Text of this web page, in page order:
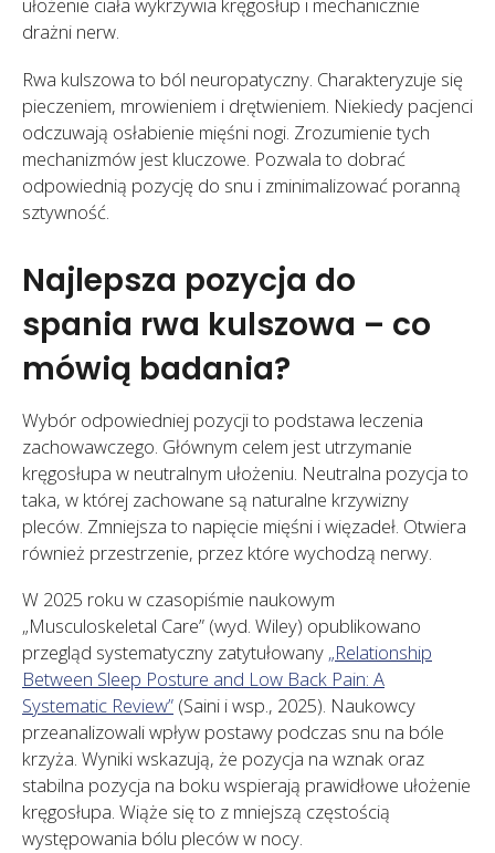
ułożenie ciała wykrzywia kręgosłup i mechanicznie
drażni nerw.
Rwa kulszowa to ból neuropatyczny. Charakteryzuje się
pieczeniem, mrowieniem i drętwieniem. Niekiedy pacjenci
odczuwają osłabienie mięśni nogi. Zrozumienie tych
mechanizmów jest kluczowe. Pozwala to dobrać
odpowiednią pozycję do snu i zminimalizować poranną
sztywność.
Najlepsza pozycja do
spania rwa kulszowa – co
mówią badania?
Wybór odpowiedniej pozycji to podstawa leczenia
zachowawczego. Głównym celem jest utrzymanie
kręgosłupa w neutralnym ułożeniu. Neutralna pozycja to
taka, w której zachowane są naturalne krzywizny
pleców. Zmniejsza to napięcie mięśni i więzadeł. Otwiera
również przestrzenie, przez które wychodzą nerwy.
W 2025 roku w czasopiśmie naukowym
„Musculoskeletal Care” (wyd. Wiley) opublikowano
przegląd systematyczny zatytułowany „Relationship
Between Sleep Posture and Low Back Pain: A
Systematic Review” (Saini i wsp., 2025). Naukowcy
przeanalizowali wpływ postawy podczas snu na bóle
krzyża. Wyniki wskazują, że pozycja na wznak oraz
stabilna pozycja na boku wspierają prawidłowe ułożenie
kręgosłupa. Wiąże się to z mniejszą częstością
występowania bólu pleców w nocy.